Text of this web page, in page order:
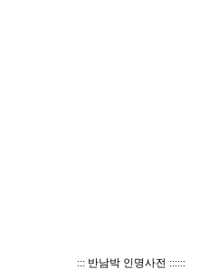
::: 반남박 인명사전 ::::::